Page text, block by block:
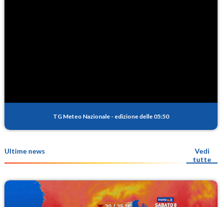
TG Meteo Nazionale - edizione delle 05:50
Ultime news
Vedi
tutte